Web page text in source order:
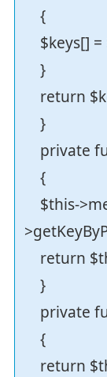
{
$keys[] =
}
return
}
private
{
$this-
return
}
private
{
return